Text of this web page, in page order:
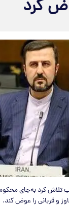
کرد
تلاش کرد به‌جای
و قربانی را عوض کند.